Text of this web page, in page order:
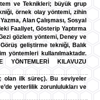
ve Teknikleri; büyük grup
örnek olay yöntemi, zihin
Alan Çalışması, Sosyal
Faaliyet, Gösterip Yaptırma
gözlem yöntemi, Deney ve
geliştirme tekniği, Balık
yöntemleri kullanılmaktadır.
YÖNTEMLERİ KILAVUZU
olan ilk süreç). Bu seviyeler
yeterlilik zorunlulukları ve